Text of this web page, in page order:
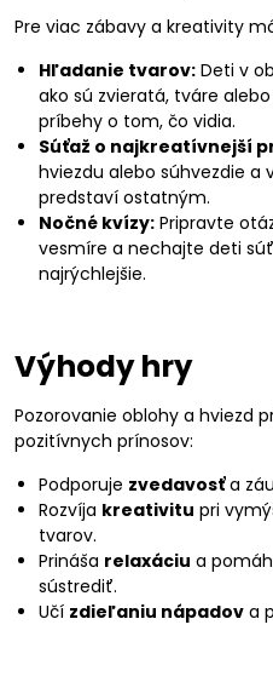
Pre viac zábavy a kreativity
Hľadanie tvarov: Deti v
ako sú zvieratá, tváre
príbehy o tom, čo vidia.
Súťaž o najkreatívnejší
hviezdu alebo súhvezdie a
predstaví ostatným.
Nočné kvízy: Pripravte
vesmíre a nechajte deti
najrýchlejšie.
Výhody hry
Pozorovanie oblohy a hviezd
pozitívnych prínosov:
Podporuje zvedavosťa
Rozvíja kreativitu pri
tvarov.
Prináša relaxáciu a
sústrediť.
Učí zdieľaniu nápadov a